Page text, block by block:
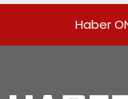
Haber